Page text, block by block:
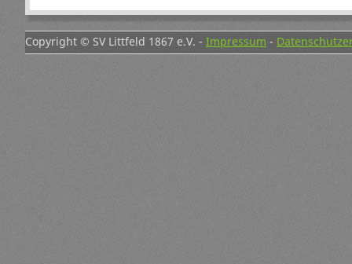
Copyright © SV Littfeld 1867 e.V. - Impressum -